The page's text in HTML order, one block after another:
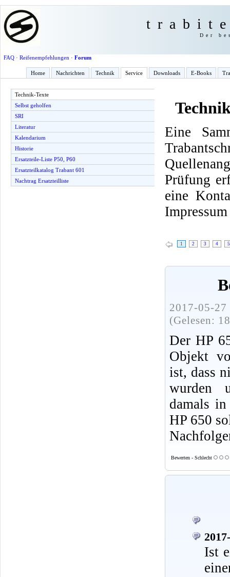
Der
FAQ· Reifenempfehlungen · Forum
Home Nachrichten Technik Service Downloads E-Books
Technik-Texte
Selbst geholfen
SRI
Literatur
Kalendarium
Historie
Ersatzteile-Liste P50, P60
Ersatzteilkatalog Trabant 601
Nachtrag Ersatzteilliste
Eine
Prüfung
eine
1 2 3 4 5
2017-05-
(Gelesen:
Der HP
Objekt
ist, dass
wurden
damals
HP 650
Bewerten - Schlecht
Ist